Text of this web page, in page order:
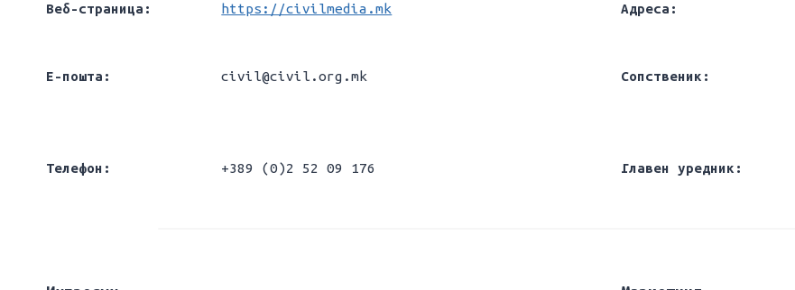
Веб-страница: https://civilmedia.mk Адреса:
Е-пошта: civil@civil.org.mk Сопственик:
Телефон: +389 (0)2 52 09 176 Главен уредник: